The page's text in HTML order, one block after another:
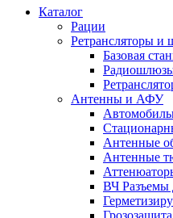
Каталог
Рации
Ретрансляторы и
Базовая
Антенны и АФУ
Антенные
Антенные
ВЧ Разъемы
Грозозащита